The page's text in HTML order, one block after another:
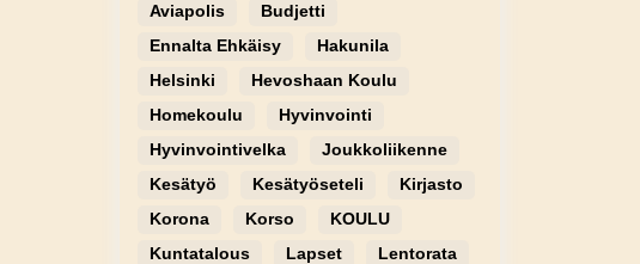
Aviapolis
Budjetti
Ennalta Ehkäisy
Hakunila
Helsinki
Hevoshaan Koulu
Homekoulu
Hyvinvointi
Hyvinvointivelka
Joukkoliikenne
Kesätyö
Kesätyöseteli
Kirjasto
Korona
Korso
KOULU
Kuntatalous
Lapset
Lentorata